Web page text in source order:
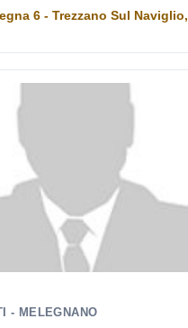
6 - Trezzano Sul Naviglio,
- MELEGNANO